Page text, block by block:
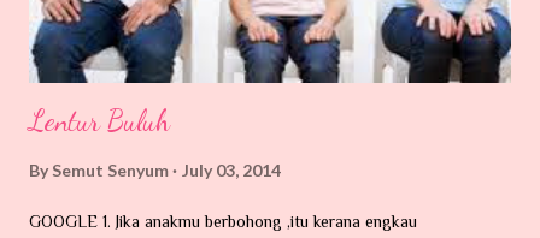
Lentur Buluh
By Semut Senyum July 03, 2014
GOOGLE 1. Jika anakmu berbohong ,itu kerana engkau